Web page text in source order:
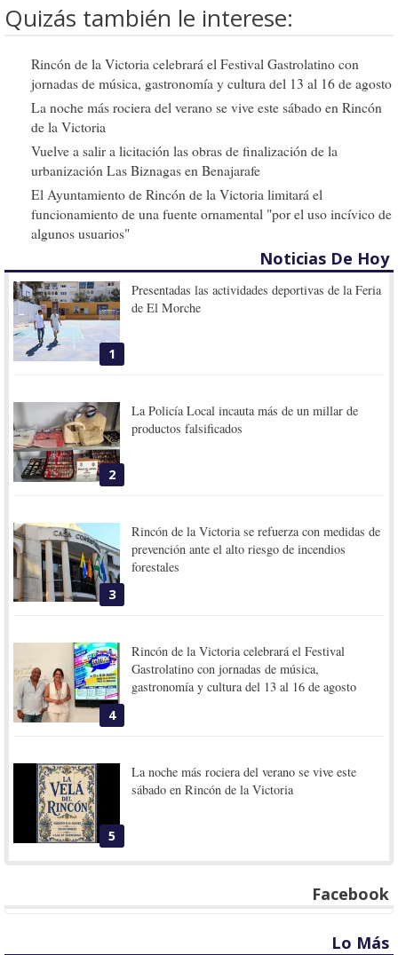
Quizás también le interese:
Rincón de la Victoria celebrará el Festival Gastrolatino con
jornadas de música, gastronomía y cultura del 13 al 16 de agosto
La noche más rociera del verano se vive este sábado en Rincón
de la Victoria
Vuelve a salir a licitación las obras de finalización de la
urbanización Las Biznagas en Benajarafe
El Ayuntamiento de Rincón de la Victoria limitará el
funcionamiento de una fuente ornamental "por el uso incívico de
algunos usuarios"
Noticias De Hoy
1
Presentadas las actividades deportivas de la Feria
de El Morche
2
La Policía Local incauta más de un millar de
productos falsificados
3
Rincón de la Victoria se refuerza con medidas de
prevención ante el alto riesgo de incendios
forestales
4
Rincón de la Victoria celebrará el Festival
Gastrolatino con jornadas de música,
gastronomía y cultura del 13 al 16 de agosto
5
La noche más rociera del verano se vive este
sábado en Rincón de la Victoria
Facebook
Lo Más